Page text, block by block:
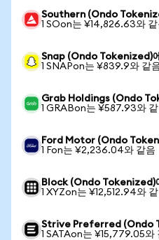
Southern (Ondo
1 SOon는 ¥14,826.63와 같
Snap (Ondo Tokenized)
1 SNAPon는 ¥839.9와 같
Grab Holdings (Ondo
1 GRABon는 ¥587.93와
Ford Motor (Ondo
1 Fon는 ¥2,236.04와 같음
Block (Ondo Tokenized)
1 XYZon는 ¥12,512.94와
Strive Preferred (Ondo
1 SATAon는 ¥15,779.05와